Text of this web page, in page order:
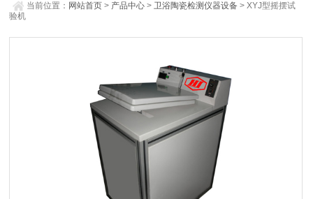
当前位置： 网站首页 > 产品中心 >卫浴陶瓷检测仪器设备 > XYJ型摇摆试
验机